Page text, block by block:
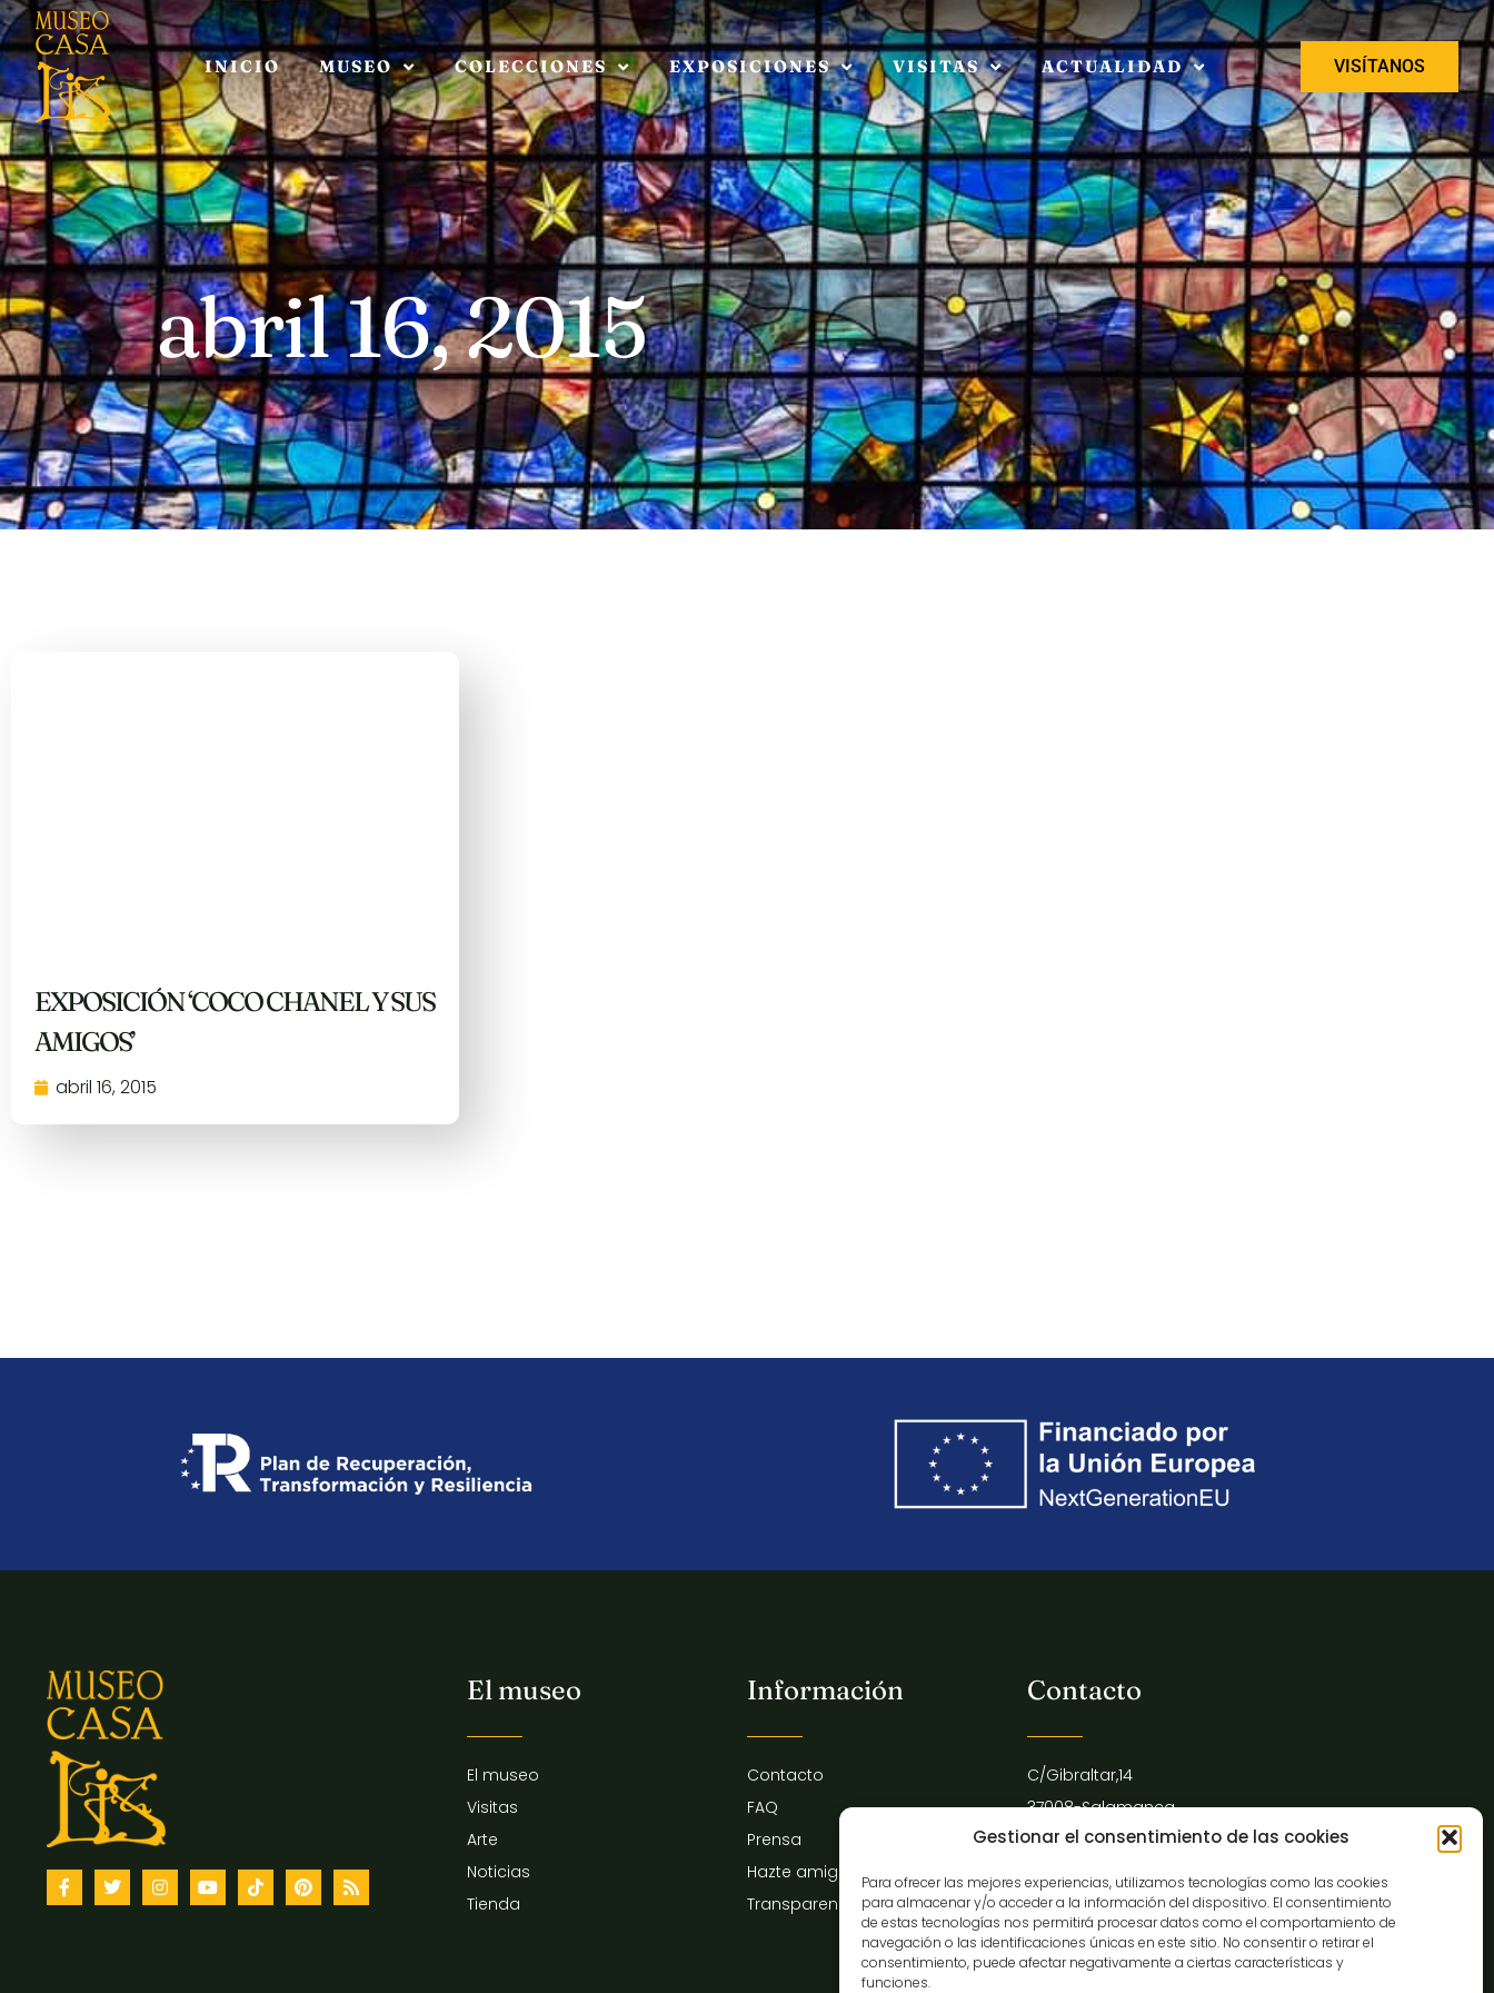
Gestionar el consentimiento de las cookies
Para ofrecer las mejores experiencias, utilizamos tecnologías como las cookies
para almacenar y/o acceder a la información del dispositivo. El consentimiento
de estas tecnologías nos permitirá procesar datos como el comportamiento de
navegación o las identificaciones únicas en este sitio. No consentir o retirar el
consentimiento, puede afectar negativamente a ciertas características y
funciones.
INICIO MUSEO COLECCIONES EXPOSICIONES VISITAS ACTUALIDAD VISÍTANOS
abril 16, 2015
EXPOSICIÓN ‘COCO CHANEL Y SUS
AMIGOS’
abril 16, 2015
El museo
El museo
Visitas
Arte
Noticias
Tienda
Información
Contacto
FAQ
Prensa
Hazte amigo del museo
Transparencia
Contacto
C/Gibraltar,14
37008-Salamanca
923 12 14 25
comunicacion@museocasalis.org